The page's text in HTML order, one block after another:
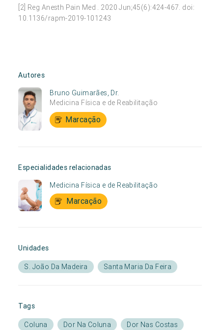
[2] Reg Anesth Pain Med . 2020 Jun;45(6):424-467. doi:
10.1136/rapm-2019-101243
Autores
Bruno Guimarães, Dr.
Medicina Física e de Reabilitação
Marcação
Especialidades relacionadas
Medicina Física e de Reabilitação
Marcação
Unidades
S. João Da Madeira Santa Maria Da Feira
Tags
Coluna Dor Na Coluna
Dor Nas Costas